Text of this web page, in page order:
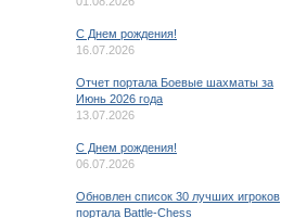
C Днем рождения!
16.07.2026
Отчет портала Боевые шахматы за
Июнь 2026 года
13.07.2026
C Днем рождения!
06.07.2026
Обновлен список 30 лучших игроков
портала Battle-Chess